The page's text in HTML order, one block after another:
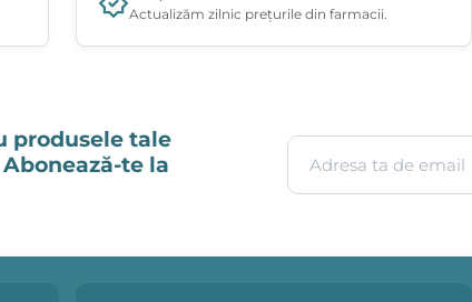
Actualizăm zilnic prețurile din farmacii.
produsele tale
te la
Adresa ta de email